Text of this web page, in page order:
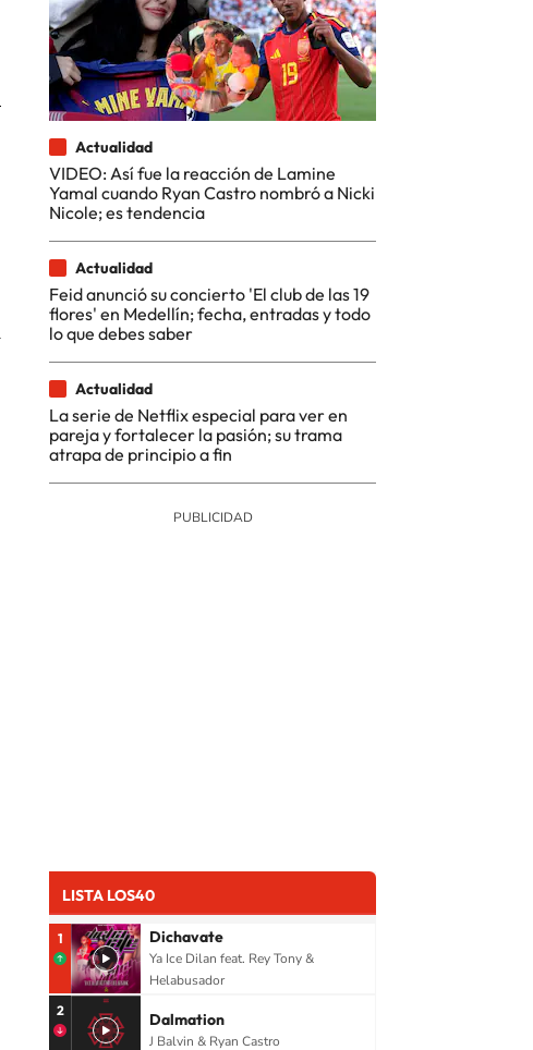
Actualidad
VIDEO: Así fue la reacción de Lamine
Yamal cuando Ryan Castro nombró a Nicki
Nicole; es tendencia
Actualidad
Feid anunció su concierto 'El club de las 19
flores' en Medellín; fecha, entradas y todo
lo que debes saber
Actualidad
La serie de Netflix especial para ver en
pareja y fortalecer la pasión; su trama
atrapa de principio a fin
LISTA LOS40
1 Dichavate
Ya Ice Dilan feat. Rey Tony &
Helabusador
2 Dalmation
J Balvin & Ryan Castro